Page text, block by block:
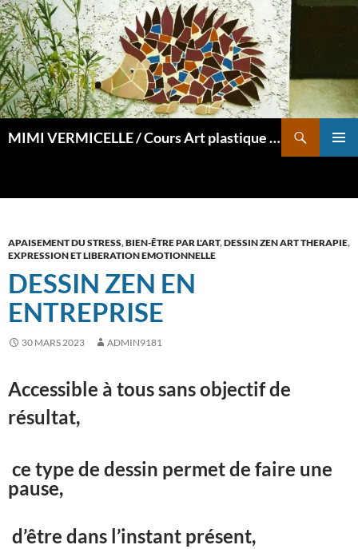
Aller
au
contenu
MIMI VERMICELLE / Cours Art plastique et mosaïque
APAISEMENT DU STRESS,BIEN-ÊTRE PAR L'ART,DESSIN ZEN ART THERAPIE,
EXPRESSION ET LIBERATION EMOTIONNELLE
DESSIN ZEN EN
ENTREPRISE
30 MARS 2023 ADMIN9181
Accessible à tous sans objectif de
résultat,
ce type de dessin permet de faire une
pause,
d’être dans l’instant présent,